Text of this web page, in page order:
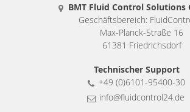
BMT Fluid Control Solutions
Geschäftsbereich:
Max-Planck-Straße 16
61381 Friedrichsdorf
Technischer Support
+49 (0)6101-95400-30
info@fluidcontrol24.de